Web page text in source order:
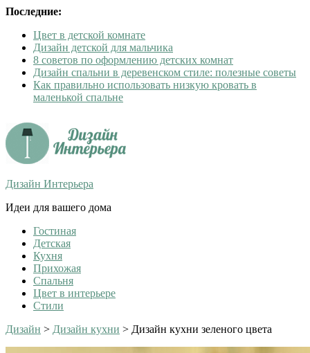
Последние:
Цвет в детской комнате
Дизайн детской для мальчика
8 советов по оформлению детских комнат
Дизайн спальни в деревенском стиле: полезные советы
Как правильно использовать низкую кровать в
маленькой спальне
Дизайн Интерьера
Идеи для вашего дома
Гостиная
Детская
Кухня
Прихожая
Спальня
Цвет в интерьере
Стили
Дизайн > Дизайн кухни > Дизайн кухни зеленого цвета